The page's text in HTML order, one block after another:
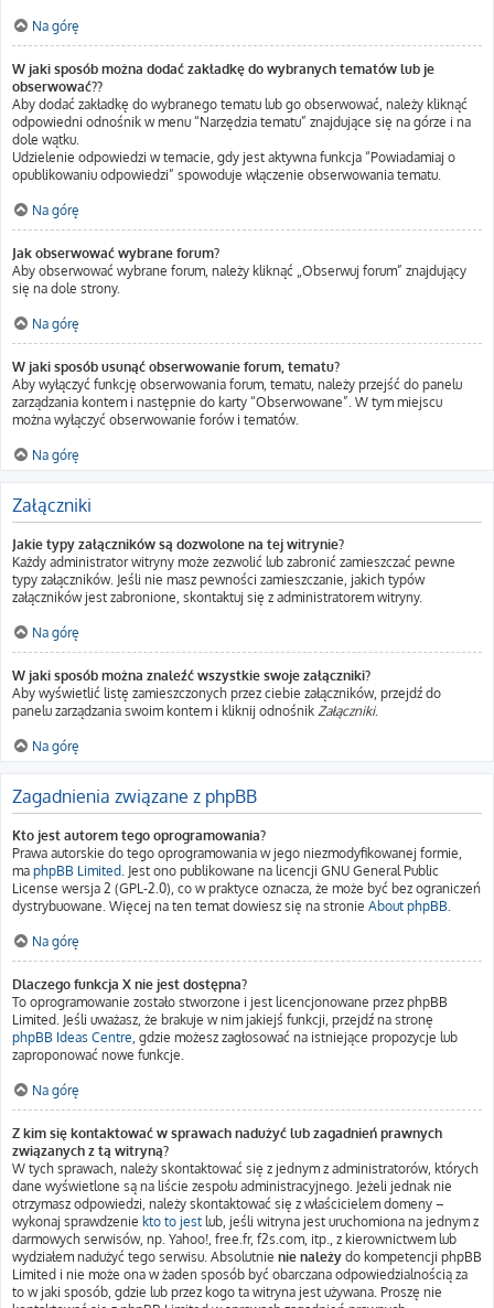
Na górę
W jaki sposób można dodać zakładkę do wybranych tematów lub je
obserwować??
Aby dodać zakładkę do wybranego tematu lub go obserwować, należy kliknąć
odpowiedni odnośnik w menu “Narzędzia tematu” znajdujące się na górze i na
dole wątku.
Udzielenie odpowiedzi w temacie, gdy jest aktywna funkcja “Powiadamiaj o
opublikowaniu odpowiedzi” spowoduje włączenie obserwowania tematu.
Na górę
Jak obserwować wybrane forum?
Aby obserwować wybrane forum, należy kliknąć „Obserwuj forum” znajdujący
się na dole strony.
Na górę
W jaki sposób usunąć obserwowanie forum, tematu?
Aby wyłączyć funkcję obserwowania forum, tematu, należy przejść do panelu
zarządzania kontem i następnie do karty “Obserwowane”. W tym miejscu
można wyłączyć obserwowanie forów i tematów.
Na górę
Załączniki
Jakie typy załączników są dozwolone na tej witrynie?
Każdy administrator witryny może zezwolić lub zabronić zamieszczać pewne
typy załączników. Jeśli nie masz pewności zamieszczanie, jakich typów
załączników jest zabronione, skontaktuj się z administratorem witryny.
Na górę
W jaki sposób można znaleźć wszystkie swoje załączniki?
Aby wyświetlić listę zamieszczonych przez ciebie załączników, przejdź do
panelu zarządzania swoim kontem i kliknij odnośnik Załączniki.
Na górę
Zagadnienia związane z phpBB
Kto jest autorem tego oprogramowania?
Prawa autorskie do tego oprogramowania w jego niezmodyfikowanej formie,
ma phpBB Limited. Jest ono publikowane na licencji GNU General Public
License wersja 2 (GPL-2.0), co w praktyce oznacza, że może być bez ograniczeń
dystrybuowane. Więcej na ten temat dowiesz się na stronie About phpBB.
Na górę
Dlaczego funkcja X nie jest dostępna?
To oprogramowanie zostało stworzone i jest licencjonowane przez phpBB
Limited. Jeśli uważasz, że brakuje w nim jakiejś funkcji, przejdź na stronę
phpBB Ideas Centre, gdzie możesz zagłosować na istniejące propozycje lub
zaproponować nowe funkcje.
Na górę
Z kim się kontaktować w sprawach nadużyć lub zagadnień prawnych
związanych z tą witryną?
W tych sprawach, należy skontaktować się z jednym z administratorów, których
dane wyświetlone są na liście zespołu administracyjnego. Jeżeli jednak nie
otrzymasz odpowiedzi, należy skontaktować się z właścicielem domeny –
wykonaj sprawdzenie kto to jest lub, jeśli witryna jest uruchomiona na jednym z
darmowych serwisów, np. Yahoo!, free.fr, f2s.com, itp., z kierownictwem lub
wydziałem nadużyć tego serwisu. Absolutnie nie należy do kompetencji phpBB
Limited i nie może ona w żaden sposób być obarczana odpowiedzialnością za
to w jaki sposób, gdzie lub przez kogo ta witryna jest używana. Proszę nie